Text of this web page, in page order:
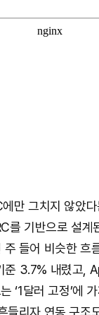
만 그치지 않았
를 기반으로 설계
주 들어 비슷한 흐
준 3.7% 내렸고,
‘1달러 고정’에
들리자 연동 구조